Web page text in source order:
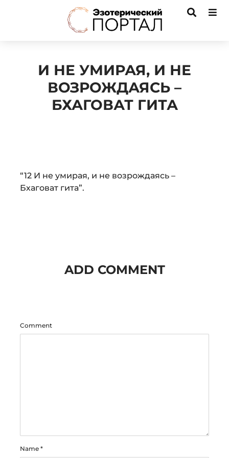
И НЕ УМИРАЯ, И НЕ
ВОЗРОЖДАЯСЬ –
БХАГОВАТ ГИТА
Audio
Player
“12 И не умирая, и не возрождаясь –
Бхаговат гита”.
ADD COMMENT
Comment
Name *